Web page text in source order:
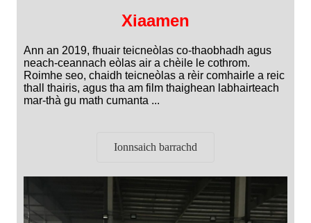
Xiaamen
Ann an 2019, fhuair teicneòlas co-thaobhadh agus
neach-ceannach eòlas air a chèile le cothrom.
Roimhe seo, chaidh teicneòlas a rèir comhairle a reic
thall thairis, agus tha am film thaighean labhairteach
mar-thà gu math cumanta ...
Ionnsaich barrachd